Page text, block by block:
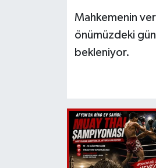
Mahkemenin
önümüzdeki
bekleniyor.